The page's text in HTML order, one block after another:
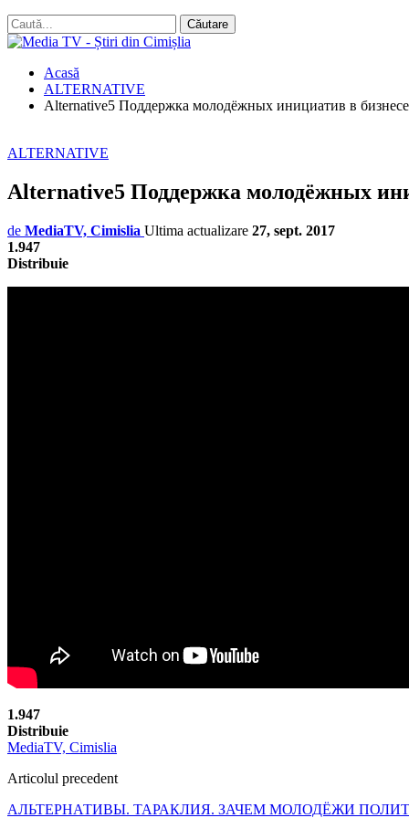
Acasă
ALTERNATIVE
Alternative5 Поддержка молодёжных инициатив в бизнесе
ALTERNATIVE
Alternative5 Поддержка молодёжных
de MediaTV, Cimislia Ultima actualizare 27, sept. 2017
1.947
Distribuie
1.947
Distribuie
MediaTV, Cimislia
Articolul precedent
АЛЬТЕРНАТИВЫ. ТАРАКЛИЯ. ЗАЧЕМ МОЛОДЁЖИ